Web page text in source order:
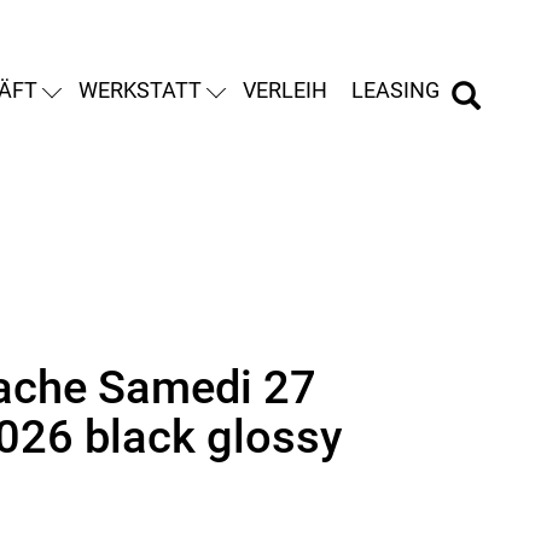
WERKSTATT VERLEIH LEASING
Samedi 27
black glossy